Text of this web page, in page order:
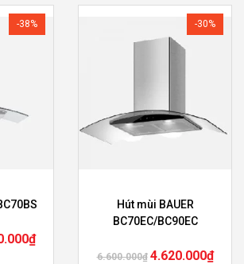
-38%
₫
-30%
Hút mùi BAUER
BC70EC/BC90EC
6.600.000₫ 4.620.000₫